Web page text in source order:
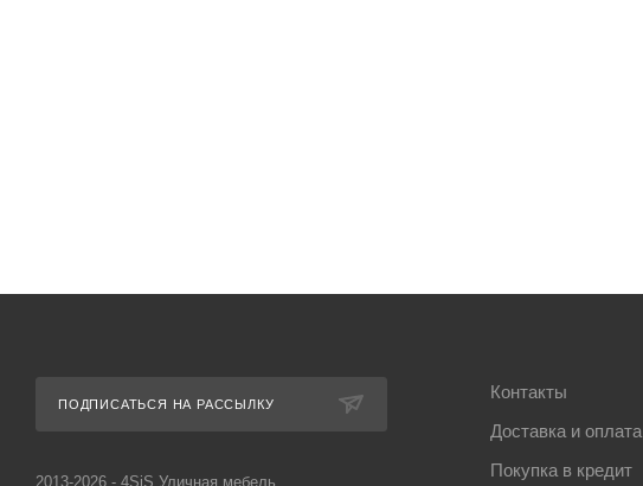
ПОДПИСАТЬСЯ НА РАССЫЛКУ
2013-2026 - 4SiS Уличная мебель
Контакты
Доставка и оплата
Покупка в кредит